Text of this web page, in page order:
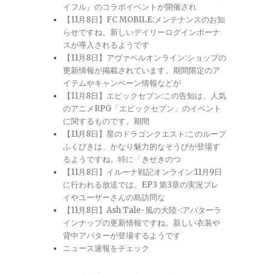
イフル』のコラボイベントが開催され
【11月8日】FC MOBILE:メンテナンスのお知
らせですね。新しいデイリーログインボーナ
スが導入されるようです
【11月8日】アヴァベルオンライン:ショップの
更新情報が掲載されています。期間限定のア
イテムやキャンペーン情報などが
【11月8日】エピックセブン:この告知は、人気
のアニメRPG「エピックセブン」のイベント
に関するものです。期間
【11月8日】星のドラゴンクエスト:このループ
ふくびきは、かなり魅力的なそうびが登場す
るようですね。特に「きせきのつ
【11月8日】イルーナ戦記オンライン:11月9日
に行われる放送では、EP3 第3章の実況プレ
イやユーザーさんの島訪問な
【11月8日】Ash Tale-風の大陸-:アバターラ
インナップの更新情報ですね。新しい衣装や
背中アバターが登場するようです
ニュース速報をチェック